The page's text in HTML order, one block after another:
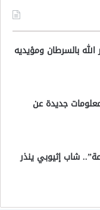
بالسرطان ومؤيديه
جديدة عن
شاب إثيوبي ينذر